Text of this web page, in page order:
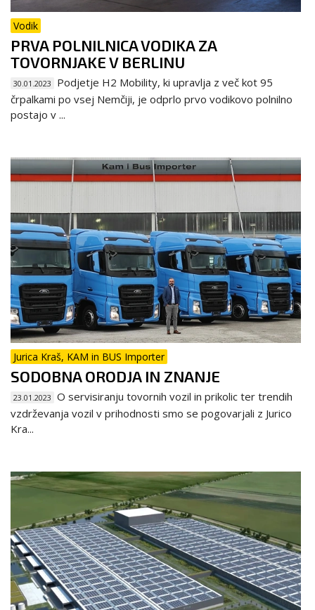
Vodik
PRVA POLNILNICA VODIKA ZA
TOVORNJAKE V BERLINU
30.01.2023
Podjetje H2 Mobility, ki upravlja z več kot 95
črpalkami po vsej Nemčiji, je odprlo prvo vodikovo polnilno
postajo v ...
Jurica Kraš, KAM in BUS Importer
SODOBNA ORODJA IN ZNANJE
23.01.2023 O servisiranju tovornih vozil in prikolic ter trendih
vzdrževanja vozil v prihodnosti smo se pogovarjali z Jurico
Kra...